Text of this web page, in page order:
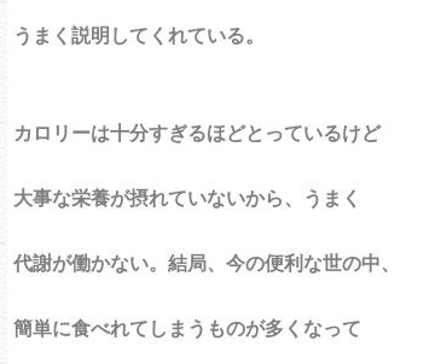
うまく説明してくれている。
カロリーは十分すぎるほどとっているけど
大事な栄養が摂れていないから、うまく
代謝が働かない。結局、今の便利な世の中、
簡単に食べれてしまうものが多くなって